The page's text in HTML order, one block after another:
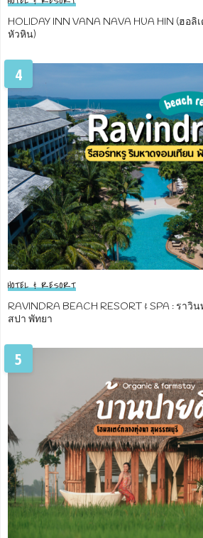
HOLIDAY INN VANA NAVA HUA HIN (ฮอ
หัวหิน)
4
HOTEL & RESORT
RAVINDRA BEACH RESORT & SPA : รา
สปา พัทยา
5